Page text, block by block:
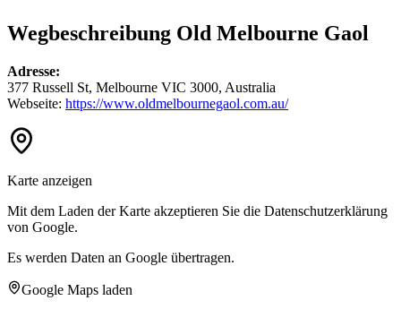
Wegbeschreibung Old Melbourne Gaol
Adresse:
377 Russell St, Melbourne VIC 3000, Australia
Webseite: https://www.oldmelbournegaol.com.au/
Karte anzeigen
Mit dem Laden der Karte akzeptieren Sie die Datenschutzerklärung
von Google.
Es werden Daten an Google übertragen.
Google Maps laden